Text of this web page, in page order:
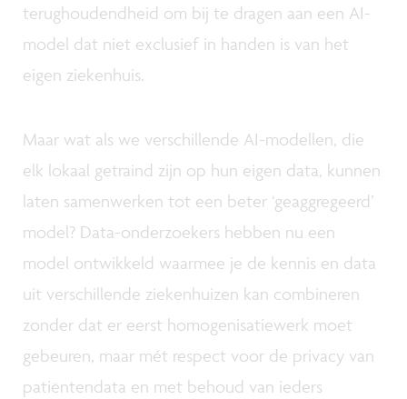
terughoudendheid om bij te dragen aan een AI-
model dat niet exclusief in handen is van het
eigen ziekenhuis.
Maar wat als we verschillende AI-modellen, die
elk lokaal getraind zijn op hun eigen data, kunnen
laten samenwerken tot een beter ‘geaggregeerd’
model? Data-onderzoekers hebben nu een
model ontwikkeld waarmee je de kennis en data
uit verschillende ziekenhuizen kan combineren
zonder dat er eerst homogenisatiewerk moet
gebeuren, maar mét respect voor de privacy van
patiëntendata en met behoud van ieders